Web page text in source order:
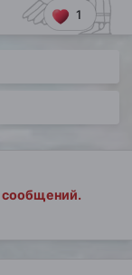
1
сообщений.